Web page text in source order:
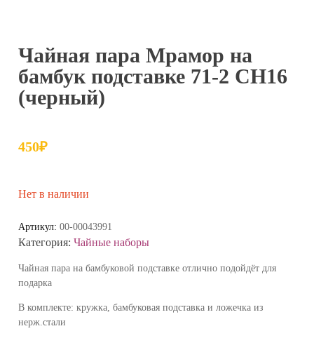
Чайная пара Мрамор на
бамбук подставке 71-2 СН16
(черный)
450₽
Нет в наличии
Артикул:00-00043991
Категория:Чайные наборы
Чайная пара на бамбуковой подставке отлично подойдёт для
подарка
В комплекте: кружка, бамбуковая подставка и ложечка из
нерж.стали